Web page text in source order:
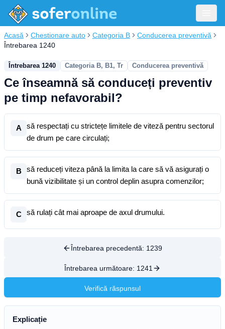
Acasă Chestionare auto Categoria B
Conducerea preventivă
Întrebarea 1240
Întrebarea 1240 Categoria B, B1, Tr Conducerea preventivă
Ce înseamnă să conduceți preventiv
pe timp nefavorabil?
A
să respectați cu strictețe limitele de viteză pentru sectorul
de drum pe care circulați;
B
să reduceți viteza până la limita la care să vă asigurați o
bună vizibilitate și un control deplin asupra comenzilor;
C să rulați cât mai aproape de axul drumului.
Întrebarea precedentă: 1239
Întrebarea următoare: 1241
Verifică răspunsul
Explicație